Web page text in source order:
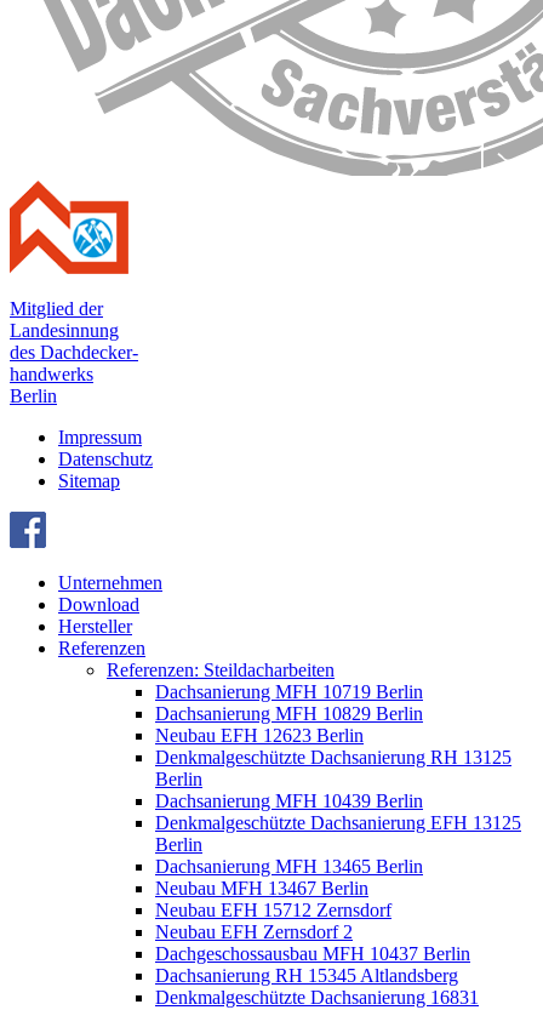
Mitglied der
Landesinnung
des Dachdecker-
handwerks
Berlin
Impressum
Datenschutz
Sitemap
Unternehmen
Download
Hersteller
Referenzen
Referenzen: Steildacharbeiten
Dachsanierung MFH 10719 Berlin
Dachsanierung MFH 10829 Berlin
Neubau EFH 12623 Berlin
Denkmalgeschützte Dachsanierung RH 13125
Berlin
Dachsanierung MFH 10439 Berlin
Denkmalgeschützte Dachsanierung EFH 13125
Berlin
Dachsanierung MFH 13465 Berlin
Neubau MFH 13467 Berlin
Neubau EFH 15712 Zernsdorf
Neubau EFH Zernsdorf 2
Dachgeschossausbau MFH 10437 Berlin
Dachsanierung RH 15345 Altlandsberg
Denkmalgeschützte Dachsanierung 16831